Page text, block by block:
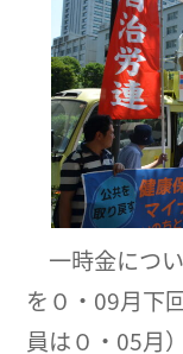
一時金につ
を０・09月下
員は０・05月